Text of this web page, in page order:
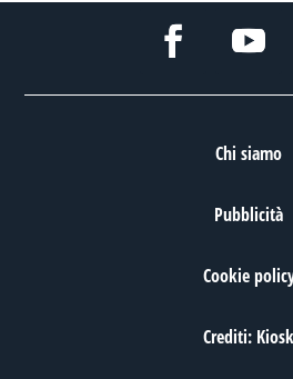
Chi siamo
Pubblicità
Cookie
Crediti: Kiosk